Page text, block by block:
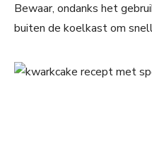
Bewaar, ondanks het
buiten de koelkast om